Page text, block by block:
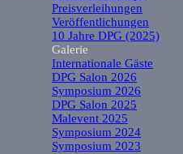
Preisverleihungen
Veröffentlichungen
10 Jahre DPG (2025)
Galerie
Internationale Gäste
DPG Salon 2026
Symposium 2026
DPG Salon 2025
Malevent 2025
Symposium 2024
Symposium 2023